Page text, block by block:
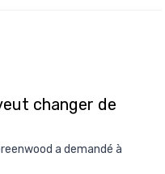
changer de
a demandé à